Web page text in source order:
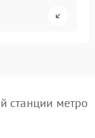
станции метро